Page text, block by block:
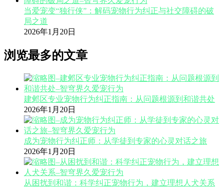
当爱宠变“独行侠”：解码宠物行为纠正与社交障碍的破
局之道
2026年1月20日
浏览最多的文章
建邺区专业宠物行为纠正指南：从问题根源到和谐共处
2026年1月20日
成为宠物行为纠正师：从学徒到专家的心灵对话之旅
2026年1月20日
从困扰到和谐：科学纠正宠物行为，建立理想人犬关系